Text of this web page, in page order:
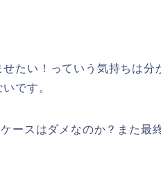
たい！っていう気持ちは分
です。
ースはダメなのか？また最